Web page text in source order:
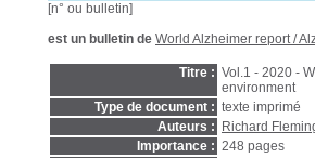
[n° ou bulletin]
est un bulletin de World Alzheimer report/
Titre : Vol.1 - 2020 -
environment
Type de document : texte imprimé
Auteurs :
Richard
Importance : 248 pages